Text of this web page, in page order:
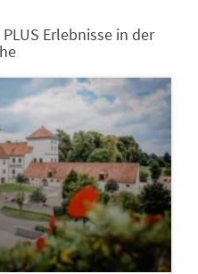
Erlebnisse in der